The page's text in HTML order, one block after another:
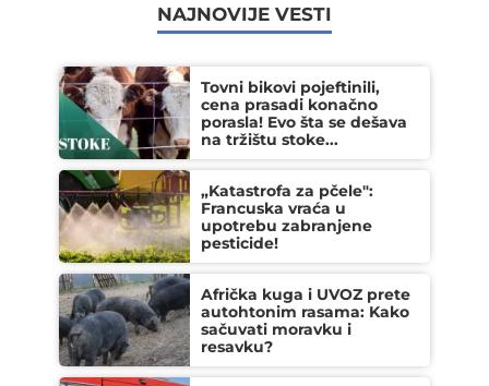
NAJNOVIJE VESTI
Tovni bikovi pojeftinili,
cena prasadi konačno
porasla! Evo šta se dešava
na tržištu stoke...
„Katastrofa za pčele":
Francuska vraća u
upotrebu zabranjene
pesticide!
Afrička kuga i UVOZ prete
autohtonim rasama: Kako
sačuvati moravku i
resavku?